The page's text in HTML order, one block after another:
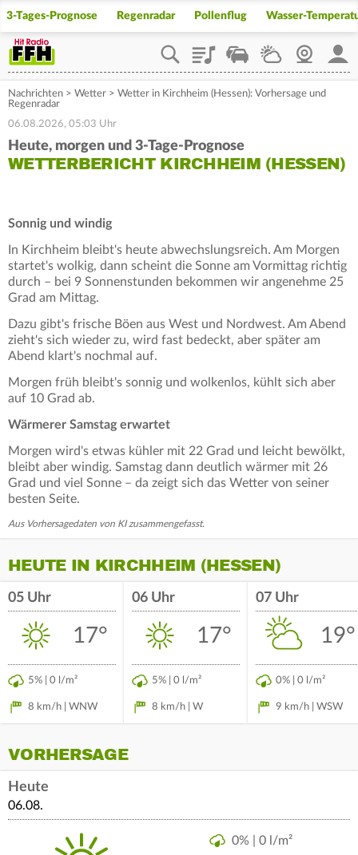
3-Tages-Prognose Regenradar Pollenflug Wasser-
PlaylistStaupilotWetterWebcam
Nachrichten > Wetter > Wetter in Kirchheim (Hessen): Vorhersage und
Regenradar
06.08.2026, 05:03 Uhr
Heute, morgen und 3-Tage-Prognose
WETTERBERICHT KIRCHHEIM (HESSEN)
Sonnig und windig
In Kirchheim bleibt's heute abwechslungsreich. Am Morgen
startet's wolkig, dann scheint die Sonne am Vormittag richtig
durch – bei 9 Sonnenstunden bekommen wir angenehme 25
Grad am Mittag.
Dazu gibt's frische Böen aus West und Nordwest. Am Abend
zieht's sich wieder zu, wird fast bedeckt, aber später am
Abend klart's nochmal auf.
Morgen früh bleibt's sonnig und wolkenlos, kühlt sich aber
auf 10 Grad ab.
Wärmerer Samstag erwartet
Morgen wird's etwas kühler mit 22 Grad und leicht bewölkt,
bleibt aber windig. Samstag dann deutlich wärmer mit 26
Grad und viel Sonne – da zeigt sich das Wetter von seiner
besten Seite.
Aus Vorhersagedaten von KI zusammengefasst.
HEUTE IN KIRCHHEIM (HESSEN)
05 Uhr
17°
5% | 0 l/m²
8 km/h | WNW
06 Uhr
17°
5% | 0 l/m²
8 km/h | W
07 Uhr
19°
0% | 0 l/m²
9 km/h | WSW
VORHERSAGE
Heute
06.08.
0% | 0 l/m²